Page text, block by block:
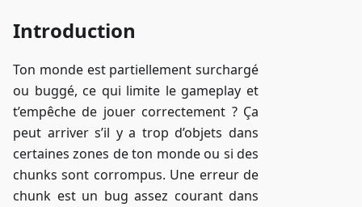
Introduction
Ton monde est partiellement surchargé
ou buggé, ce qui limite le gameplay et
t’empêche de jouer correctement ? Ça
peut arriver s’il y a trop d’objets dans
certaines zones de ton monde ou si des
chunks sont corrompus. Une erreur de
chunk est un bug assez courant dans